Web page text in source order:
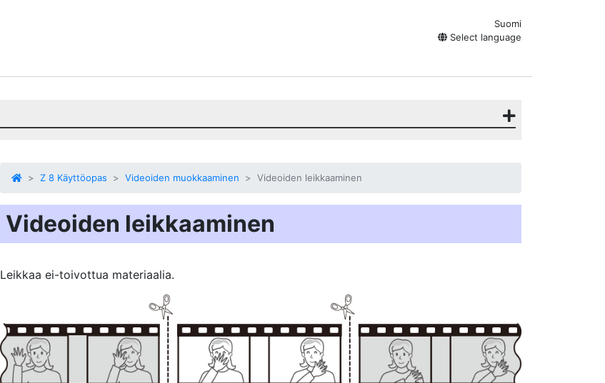
Suomi
Select language
Z 8 Käyttöopas Videoiden muokkaaminen Videoiden leikkaaminen
Videoiden leikkaaminen
Leikkaa ei-toivottua materiaalia.